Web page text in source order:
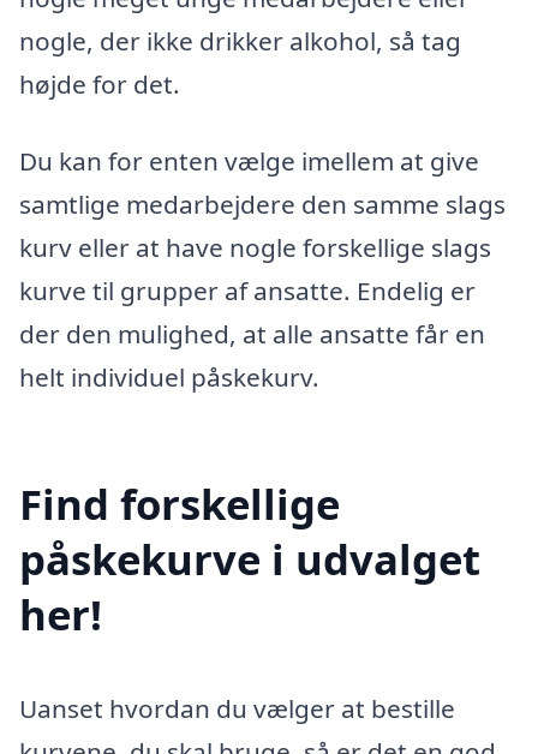
nogle, der ikke drikker alkohol, så tag
højde for det.
Du kan for enten vælge imellem at give
samtlige medarbejdere den samme slags
kurv eller at have nogle forskellige slags
kurve til grupper af ansatte. Endelig er
der den mulighed, at alle ansatte får en
helt individuel påskekurv.
Find forskellige
påskekurve i udvalget
her!
Uanset hvordan du vælger at bestille